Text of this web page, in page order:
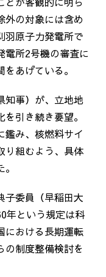
外の対象には含め
羽原子力発電所で
電所2号機の審査に
あげている。
知事）が、立地地
引き続き要望。
鑑み、核燃料サイ
り組むよう、具体
子委員（早稲田大
年という規定は科
における長期運転
の制度整備検討を